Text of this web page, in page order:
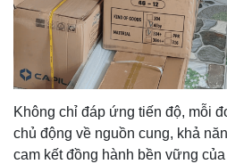
Không chỉ đáp ứng tiến độ, mỗi
chủ động về nguồn cung, khả
cam kết đồng hành bền vững